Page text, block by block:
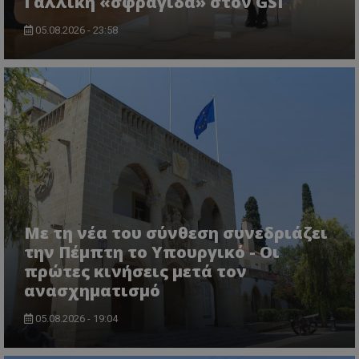
05.08.2026 - 23:58
Με τη νέα του σύνθεση συνεδριάζει
την Πέμπτη το Υπουργικό - Οι
πρώτες κινήσεις μετά τον
ανασχηματισμό
05.08.2026 - 19:04